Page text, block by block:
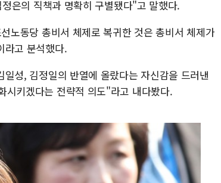
은의 직책과 명확히 구별됐다"고 말했다.
노동당 총비서 체제로 복귀한 것은 총비서 체제가
라고 분석했다.
성, 김정일의 반열에 올랐다는 자신감을 드러낸
시키겠다는 전략적 의도"라고 내다봤다.